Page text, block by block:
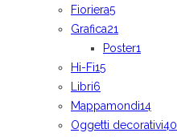
Fioriera5
Grafica21
Poster1
Hi-Fi15
Libri6
Mappamondi14
Oggetti decorativi40